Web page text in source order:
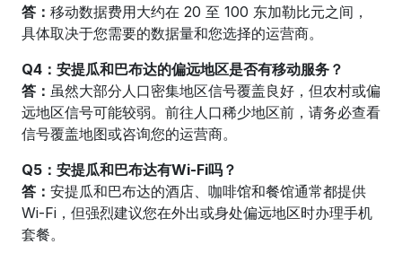
答： 移动数据费用大约在 20 至 100 东加勒比元之间，
具体取决于您需要的数据量和您选择的运营商。
Q4：安提瓜和巴布达的偏远地区是否有移动服务？
答： 虽然大部分人口密集地区信号覆盖良好，但农村或偏
远地区信号可能较弱。前往人口稀少地区前，请务必查看
信号覆盖地图或咨询您的运营商。
Q5：安提瓜和巴布达有Wi-Fi吗？
答： 安提瓜和巴布达的酒店、咖啡馆和餐馆通常都提供
Wi-Fi，但强烈建议您在外出或身处偏远地区时办理手机
套餐。